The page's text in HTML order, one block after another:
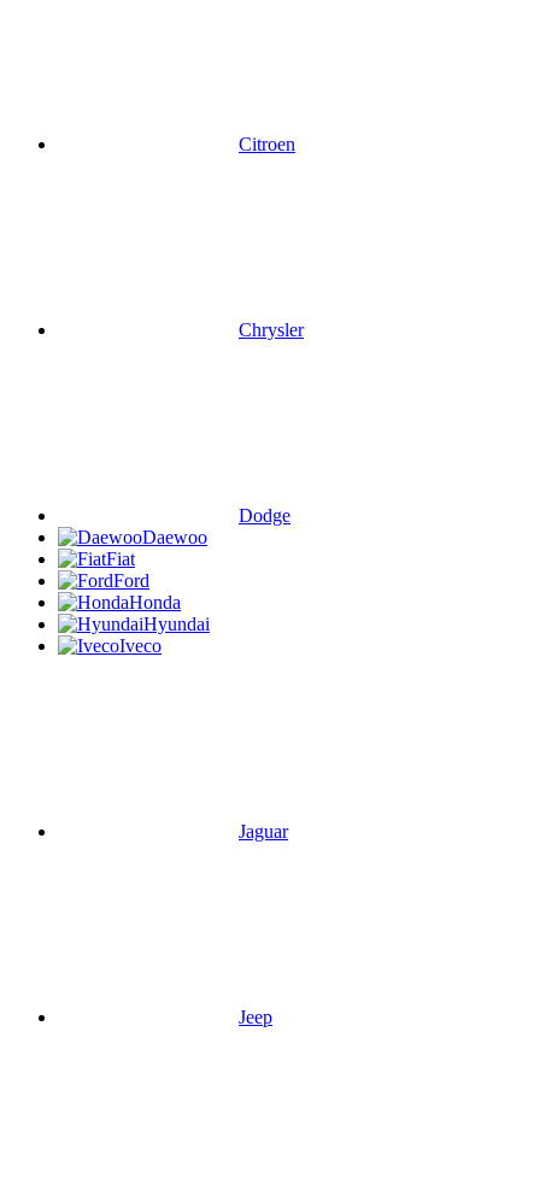
Citroen
Chrysler
Dodge
Daewoo
Fiat
Ford
Honda
Hyundai
Iveco
Jaguar
Jeep